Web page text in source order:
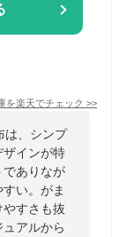
を楽天でチェック >>
は、シンプ
ザインが特
でありなが
い。がま
すさも抜
アルから